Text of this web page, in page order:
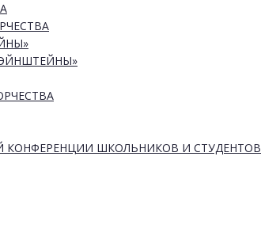
КОНФЕРЕНЦИИ ШКОЛЬНИКОВ И СТУДЕНТОВ